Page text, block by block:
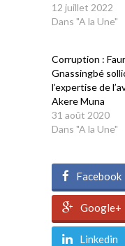
12 juillet 2022
Dans "A la Une"
Corruption :
Gnassingbé
l’expertise de
Akere Muna
31 août 2020
Dans "A la Une"
Facebook
Google+
Linkedin